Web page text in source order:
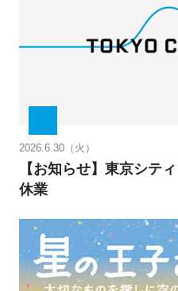
2026.6.30（火）
【お知らせ】東京シテ
休業